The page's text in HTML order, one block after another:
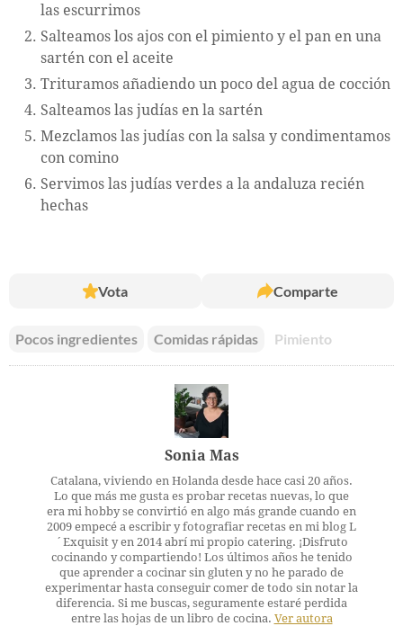
las escurrimos
Salteamos los ajos con el pimiento y el pan en una
sartén con el aceite
Trituramos añadiendo un poco del agua de cocción
Salteamos las judías en la sartén
Mezclamos las judías con la salsa y condimentamos
con comino
Servimos las judías verdes a la andaluza recién
hechas
Vota Comparte
Pocos ingredientes Comidas rápidas Pimiento
Sonia Mas
Catalana, viviendo en Holanda desde hace casi 20 años.
Lo que más me gusta es probar recetas nuevas, lo que
era mi hobby se convirtió en algo más grande cuando en
2009 empecé a escribir y fotografiar recetas en mi blog L
´Exquisit y en 2014 abrí mi propio catering. ¡Disfruto
cocinando y compartiendo! Los últimos años he tenido
que aprender a cocinar sin gluten y no he parado de
experimentar hasta conseguir comer de todo sin notar la
diferencia. Si me buscas, seguramente estaré perdida
entre las hojas de un libro de cocina. Ver autora